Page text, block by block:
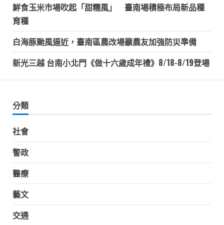
鮮食玉米市場吹起「甜糯風」 臺南場積極布局新品種
育種
白海豚颱風逼近，臺南區農改場籲農友加強防災準備
新光三越 台南小北門《做十六歲成年禮》8/18-8/19登場
分類
社會
警政
醫療
藝文
交通